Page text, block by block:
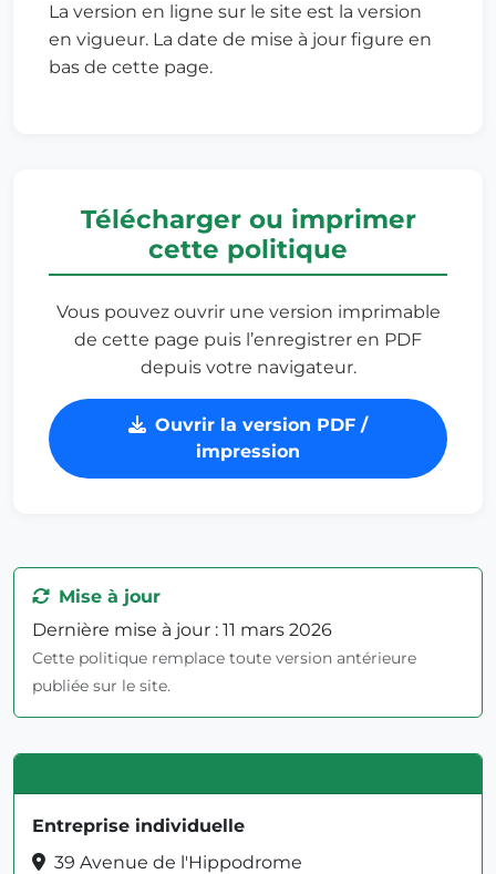
La version en ligne sur le site est la version
en vigueur. La date de mise à jour figure en
bas de cette page.
Télécharger ou imprimer
cette politique
Vous pouvez ouvrir une version imprimable
de cette page puis l’enregistrer en PDF
depuis votre navigateur.
Ouvrir la version PDF /
impression
Mise à jour
Dernière mise à jour : 11 mars 2026
Cette politique remplace toute version antérieure
publiée sur le site.
Entreprise individuelle
39 Avenue de l'Hippodrome